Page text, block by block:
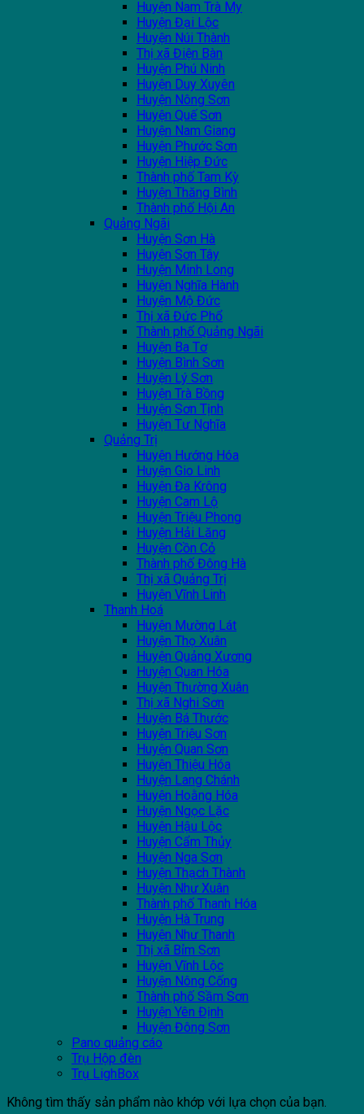
Huyện Nam Trà My
Huyện Đại Lộc
Huyện Núi Thành
Thị xã Điện Bàn
Huyện Phú Ninh
Huyện Duy Xuyên
Huyện Nông Sơn
Huyện Quế Sơn
Huyện Nam Giang
Huyện Phước Sơn
Huyện Hiệp Đức
Thành phố Tam Kỳ
Huyện Thăng Bình
Thành phố Hội An
Quảng Ngãi
Huyện Sơn Hà
Huyện Sơn Tây
Huyện Minh Long
Huyện Nghĩa Hành
Huyện Mộ Đức
Thị xã Đức Phổ
Thành phố Quảng Ngãi
Huyện Ba Tơ
Huyện Bình Sơn
Huyện Lý Sơn
Huyện Trà Bồng
Huyện Sơn Tịnh
Huyện Tư Nghĩa
Quảng Trị
Huyện Hướng Hóa
Huyện Gio Linh
Huyện Đa Krông
Huyện Cam Lộ
Huyện Triệu Phong
Huyện Hải Lăng
Huyện Cồn Cỏ
Thành phố Đông Hà
Thị xã Quảng Trị
Huyện Vĩnh Linh
Thanh Hoá
Huyện Mường Lát
Huyện Thọ Xuân
Huyện Quảng Xương
Huyện Quan Hóa
Huyện Thường Xuân
Thị xã Nghi Sơn
Huyện Bá Thước
Huyện Triệu Sơn
Huyện Quan Sơn
Huyện Thiệu Hóa
Huyện Lang Chánh
Huyện Hoằng Hóa
Huyện Ngọc Lặc
Huyện Hậu Lộc
Huyện Cẩm Thủy
Huyện Nga Sơn
Huyện Thạch Thành
Huyện Như Xuân
Thành phố Thanh Hóa
Huyện Hà Trung
Huyện Như Thanh
Thị xã Bỉm Sơn
Huyện Vĩnh Lộc
Huyện Nông Cống
Thành phố Sầm Sơn
Huyện Yên Định
Huyện Đông Sơn
Pano quảng cáo
Trụ Hộp đèn
Trụ LighBox
Không tìm thấy sản phẩm nào khớp với lựa chọn của bạn.